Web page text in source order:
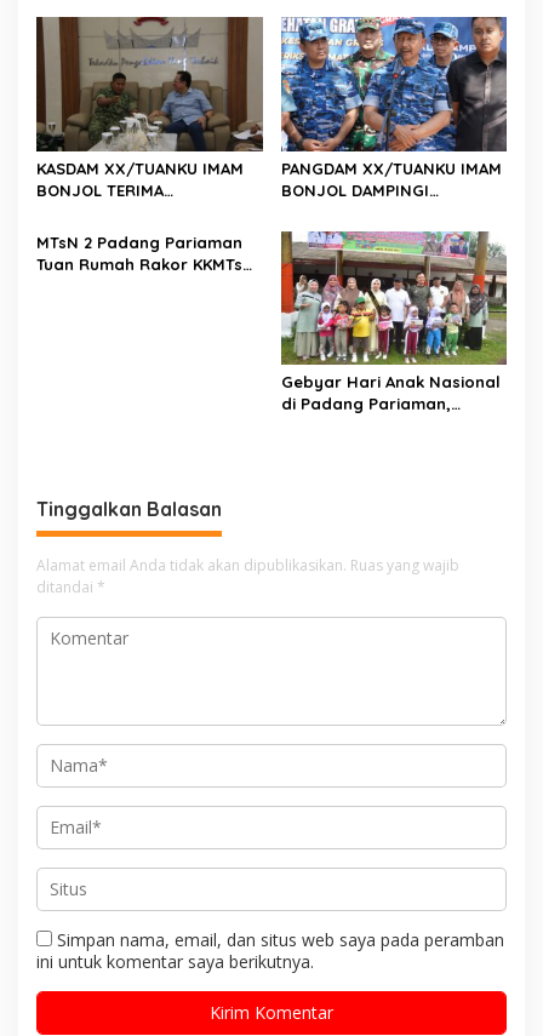
Abadhy Dorong Kolaborasi
Polri dan Media Demi
Kepentingan Masyarakat
KEBUTUHAAN STOK DARAH
KASDAM XX/TUANKU IMAM
BONJOL TERIMA
ANGGOTA DPD RI H. IRMAN
GUSMAN, S.E., M.B.A., DI
PANGDAM XX/TUANKU IMAM
BONJOL DAMPINGI
AU KE-79 DI LANUD SUTAN
SJAHRIR
MTsN 2 Padang Pariaman
Tuan Rumah Rakor KKMTs
Gebyar Hari Anak Nasional
di Padang Pariaman,
Tinggalkan Balasan
Alamat email Anda tidak akan dipublikasikan. Ruas yang wajib
ditandai *
Simpan nama, email, dan situs web saya pada peramban
ini untuk komentar saya berikutnya.